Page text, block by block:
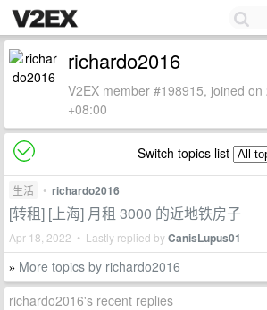
richardo2016
V2EX member #198915, joined
+08:00
Switch topics list
生活 • richardo2016
[转租] [上海] 月租 3000 的近地铁房子
Apr 18, 2022 • Lastly replied byCanisLupus01
» More topics by richardo2016
richardo2016's recent replies